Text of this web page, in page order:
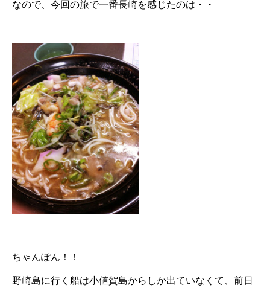
なので、今回の旅で一番長崎を感じたのは・・
ちゃんぽん！！
野崎島に行く船は小値賀島からしか出ていなくて、前日